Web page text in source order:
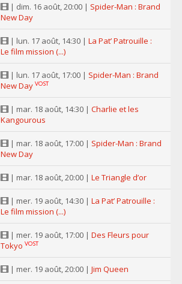
| dim. 16 août, 20:00 | Spider-Man : Brand
New Day
| lun. 17 août, 14:30 | La Pat’ Patrouille :
Le film mission (...)
| lun. 17 août, 17:00 | Spider-Man : Brand
New Day VOST
| mar. 18 août, 14:30 | Charlie et les
Kangourous
| mar. 18 août, 17:00 | Spider-Man : Brand
New Day
| mar. 18 août, 20:00 | Le Triangle d’or
| mer. 19 août, 14:30 | La Pat’ Patrouille :
Le film mission (...)
| mer. 19 août, 17:00 | Des Fleurs pour
Tokyo VOST
| mer. 19 août, 20:00 | Jim Queen